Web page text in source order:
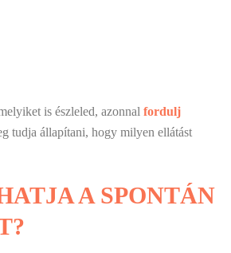
is észleled, azonnal fordulj
tudja állapítani, hogy milyen ellátást
A SPONTÁN